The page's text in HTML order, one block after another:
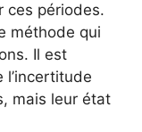
ces périodes.
méthode qui
Il est
l’incertitude
mais leur état